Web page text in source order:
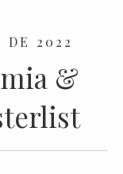
DE 2022
&